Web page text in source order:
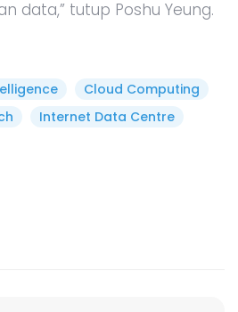
data,” tutup Poshu Yeung.
Cloud Computing
Internet Data Centre